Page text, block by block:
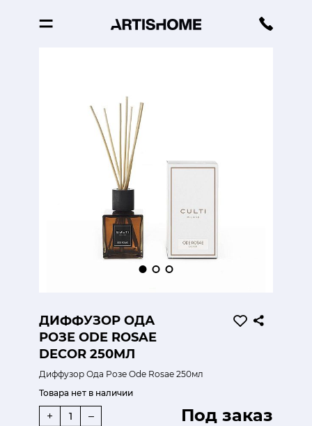
ДИФФУЗОР ОДА
РОЗЕ ODE ROSAE
DECOR 250МЛ
Диффузор Ода Розе Ode Rosae 250мл
Товара нет в наличии
Под заказ
+ –